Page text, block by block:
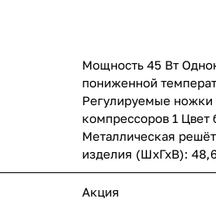
Мощность 45 Вт
пониженной
Регулируемые ножки
компрессоров 1
Металлическая
изделия (ШхГхВ):
Акция